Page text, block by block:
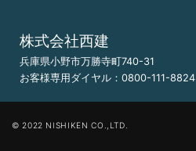
株式会社西建
兵庫県小野市万勝寺町740-31
お客様専用ダイヤル： 0800-111-8824
© 2022 NISHIKEN CO.,LTD.